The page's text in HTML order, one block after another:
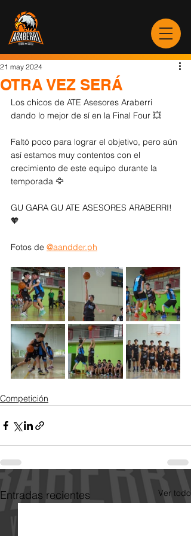
OTRA VEZ SERÁ
21 may 2024
Los chicos de ATE Asesores Araberri
dando lo mejor de sí en la Final Four 💥
Faltó poco para lograr el objetivo, pero aún
así estamos muy contentos con el
crecimiento de este equipo durante la
temporada 🦅
GU GARA GU ATE ASESORES ARABERRI!
🧡
Fotos de @aandder.ph
Competición
Entradas recientes Ver todo